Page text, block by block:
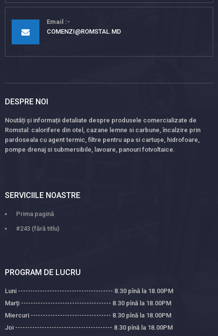
Email
COMENZI@ROMSTAL.MD
DESPRE NOI
Noutăți și informații detaliate despre produsele comercializate de
Romstal: calorifere din otel, cazane lemne si carbune, încalzire prin
pardoseala cu agent termic, filtre pentru apa si cartușe, hidrofoare,
pompe drenaj si submersibile, lavoare, panouri fotvoltaice.
SERVICIILE NOASTRE
Prima pagină
#243 (fără titlu)
PROGRAM DE LUCRU
Luni --------------------------------------- 8.30 pînă la 18.00PM
Marți ------------------------------------- 8.30 pînă la 18.00PM
Miercuri --------------------------------- 8.30 pînă la 18.00PM
Joi ---------------------------------------- 8.30 pînă la 18.00PM